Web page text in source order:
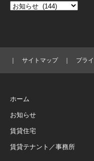
サイトマップ｜ プラ
ホーム
お知らせ
賃貸住宅
賃貸テナント／事務所